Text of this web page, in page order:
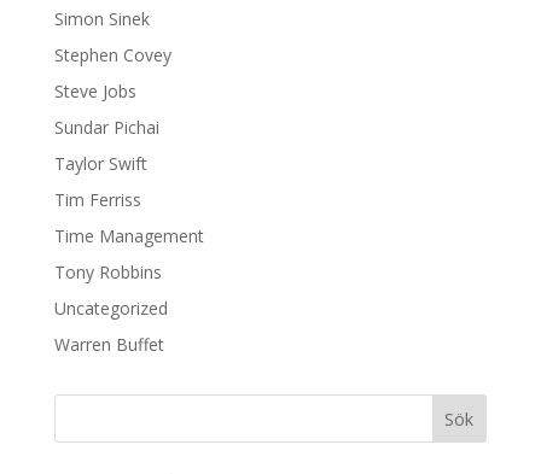
Simon Sinek
Stephen Covey
Steve Jobs
Sundar Pichai
Taylor Swift
Tim Ferriss
Time Management
Tony Robbins
Uncategorized
Warren Buffet